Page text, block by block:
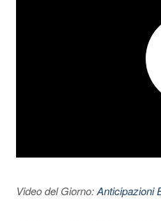
Video del Giorno:Anticipazioni